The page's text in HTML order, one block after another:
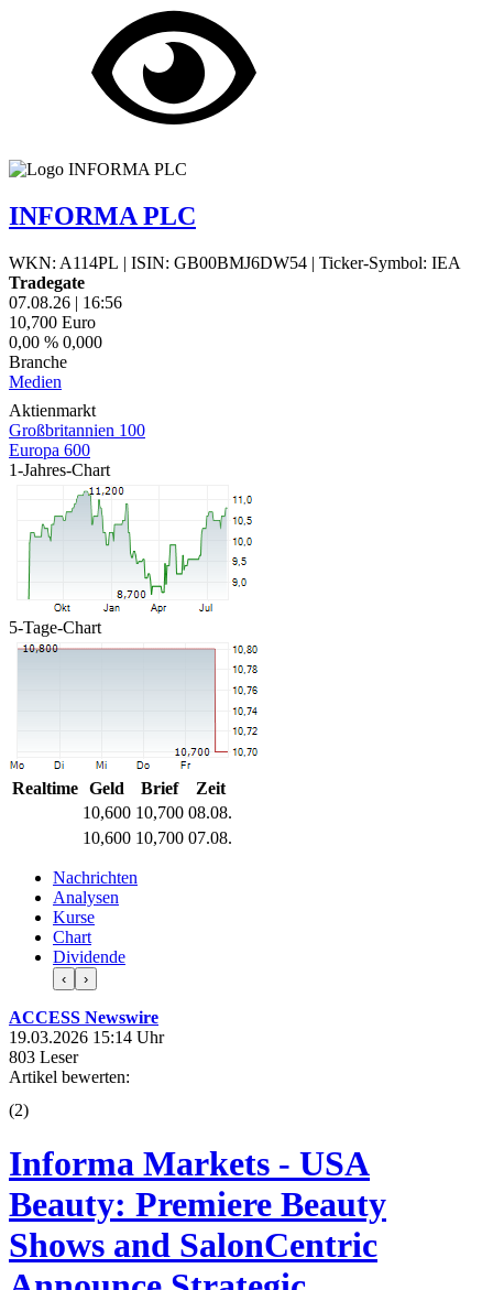
INFORMA PLC
WKN: A114PL | ISIN: GB00BMJ6DW54 | Ticker-Symbol: IEA
Tradegate
07.08.26 | 16:56
10,700 Euro
0,00 % 0,000
Branche
Medien
Aktienmarkt
Großbritannien 100
Europa 600
1-Jahres-Chart
5-Tage-Chart
Realtime Geld Brief
Zeit
10,600 10,700 08.08.
10,600 10,700 07.08.
Nachrichten
Analysen
Kurse
Chart
Dividende
‹ ›
ACCESS Newswire
19.03.2026 15:14 Uhr
803 Leser
Artikel bewerten:
(2)
Informa Markets - USA
Beauty: Premiere Beauty
Shows and SalonCentric